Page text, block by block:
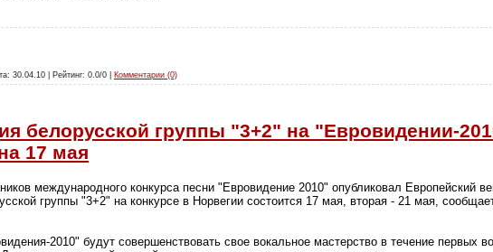
30.04.10 | Рейтинг: 0.0/0 | Комментарии (0)
белорусской группы "3+2" на "Евровидении-
17 мая
международного конкурса песни "Евровидение 2010" опубликовал Европейский
группы "3+2" на конкурсе в Норвегии состоится 17 мая, вторая - 21 мая,
2010" будут совершенствовать свое вокальное мастерство в течение первых